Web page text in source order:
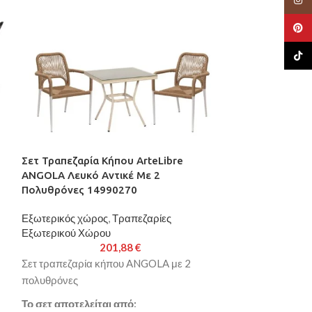
Σετ Τραπεζαρία Κήπου ArteLibre
ANGOLA Λευκό Αντικέ Με 2
Πολυθρόνες 14990270
Εξωτερικός χώρος,Τραπεζαρίες
Εξωτερικού Χώρου
201,88€
Σετ τραπεζαρία κήπου ANGOLA με 2
πολυθρόνες
Το σετ αποτελείται από: